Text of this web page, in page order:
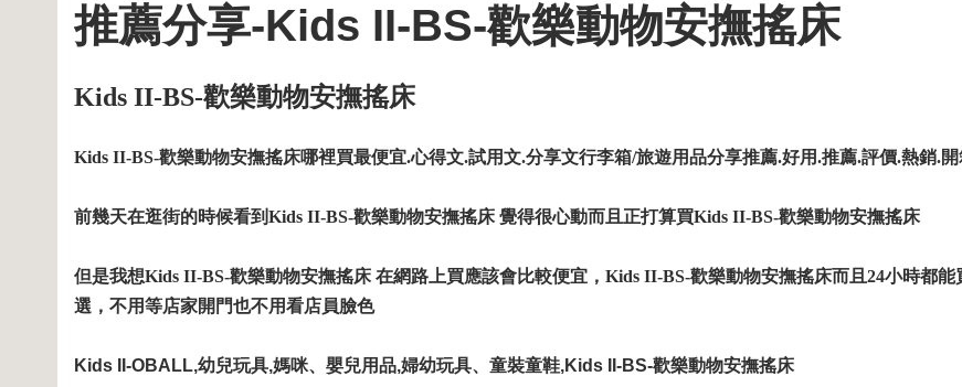
推薦分享-Kids II-BS-歡樂動物安撫搖床
Kids II-BS-歡樂動物安撫搖床
Kids II-BS-歡樂動物安撫搖床哪裡買最便宜.心得文.試用文.分享文行李箱/旅遊用品分享推薦.好用.推薦.評價.熱銷.
前幾天在逛街的時候看到Kids II-BS-歡樂動物安撫搖床 覺得很心動而且正打算買Kids II-BS-歡樂動物安撫搖床
但是我想Kids II-BS-歡樂動物安撫搖床 在網路上買應該會比較便宜，Kids II-BS-歡樂動物安撫搖床而且24小時都能
選，不用等店家開門也不用看店員臉色
Kids II-OBALL,幼兒玩具,媽咪、嬰兒用品,婦幼玩具、童裝童鞋,Kids II-BS-歡樂動物安撫搖床